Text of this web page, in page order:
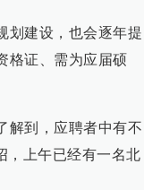
划建设，也会逐年提
格证、需为应届硕
解到，应聘者中有不
，上午已经有一名北